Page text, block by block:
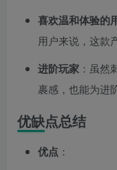
喜欢温和体验的
用户来说，这款
进阶玩家 ：虽然
裹感，也能为进
优缺点总结
优点 ：